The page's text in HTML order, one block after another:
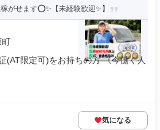
がせます⭕✨【未経験歓迎✨】
町
限定可)をお持ちの方 《今働く人
気になる